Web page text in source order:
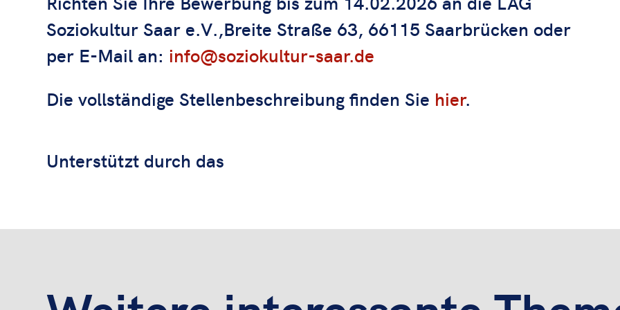
Soziokultur Saar e.V.,Breite Straße 63, 66115 Saarbrücken oder
per E-Mail an: info@soziokultur-saar.de
Die vollständige Stellenbeschreibung finden Sie hier.
Unterstützt durch das